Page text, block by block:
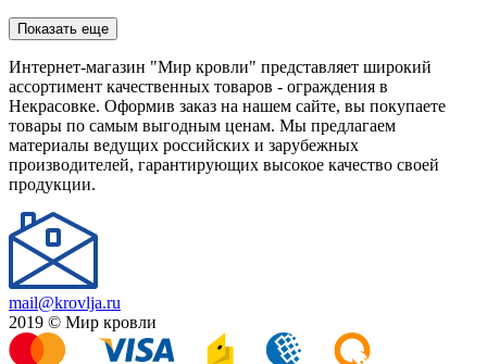
Показать еще
Интернет-магазин "Мир кровли" представляет широкий
ассортимент качественных товаров - ограждения в
Некрасовке. Оформив заказ на нашем сайте, вы покупаете
товары по самым выгодным ценам. Мы предлагаем
материалы ведущих российских и зарубежных
производителей, гарантирующих высокое качество своей
продукции.
mail@krovlja.ru
2019 © Мир кровли